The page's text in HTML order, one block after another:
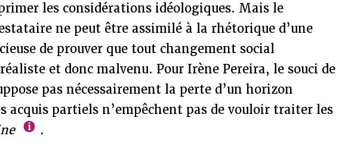
les considérations idéologiques. Mais le
ne peut être assimilé à la rhétorique d’une
de prouver que tout changement social
et donc malvenu. Pour Irène Pereira, le souci de
pas nécessairement la perte d’un horizon
acquis partiels n’empêchent pas de vouloir traiter les
.